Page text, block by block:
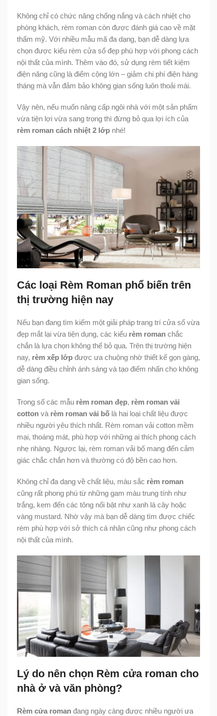
Không chỉ có chức năng chống nắng và cách nhiệt cho
phòng khách, rèm roman còn được đánh giá cao về mặt
thẩm mỹ. Với nhiều mẫu mã đa dạng, bạn dễ dàng lựa
chọn được kiểu rèm cửa sổ đẹp phù hợp với phong cách
nội thất của mình. Thêm vào đó, sử dụng rèm tiết kiệm
điện năng cũng là điểm cộng lớn – giảm chi phí điện hàng
tháng mà vẫn đảm bảo không gian sống luôn thoải mái.
Vậy nên, nếu muốn nâng cấp ngôi nhà với một sản phẩm
vừa tiện lợi vừa sang trọng thì đừng bỏ qua lợi ích của
rèm roman cách nhiệt 2 lớp nhé!
Các loại Rèm Roman phổ biến trên
thị trường hiện nay
Nếu bạn đang tìm kiếm một giải pháp trang trí cửa sổ vừa
đẹp mắt lại vừa tiện dụng, các kiểu rèm roman chắc
chắn là lựa chọn không thể bỏ qua. Trên thị trường hiện
nay, rèm xếp lớp được ưa chuộng nhờ thiết kế gọn gàng,
dễ dàng điều chỉnh ánh sáng và tạo điểm nhấn cho không
gian sống.
Trong số các mẫu rèm roman đẹp, rèm roman vải
cotton và rèm roman vải bố là hai loại chất liệu được
nhiều người yêu thích nhất. Rèm roman vải cotton mềm
mại, thoáng mát, phù hợp với những ai thích phong cách
nhẹ nhàng. Ngược lại, rèm roman vải bố mang đến cảm
giác chắc chắn hơn và thường có độ bền cao hơn.
Không chỉ đa dạng về chất liệu, màu sắc rèm roman
cũng rất phong phú từ những gam màu trung tính như
trắng, kem đến các tông nổi bật như xanh lá cây hoặc
vàng mustard. Nhờ vậy mà bạn dễ dàng tìm được chiếc
rèm phù hợp với sở thích cá nhân cũng như phong cách
nội thất của mình.
Lý do nên chọn Rèm cửa roman cho
nhà ở và văn phòng?
Rèm cửa roman đang ngày càng được nhiều người ưa